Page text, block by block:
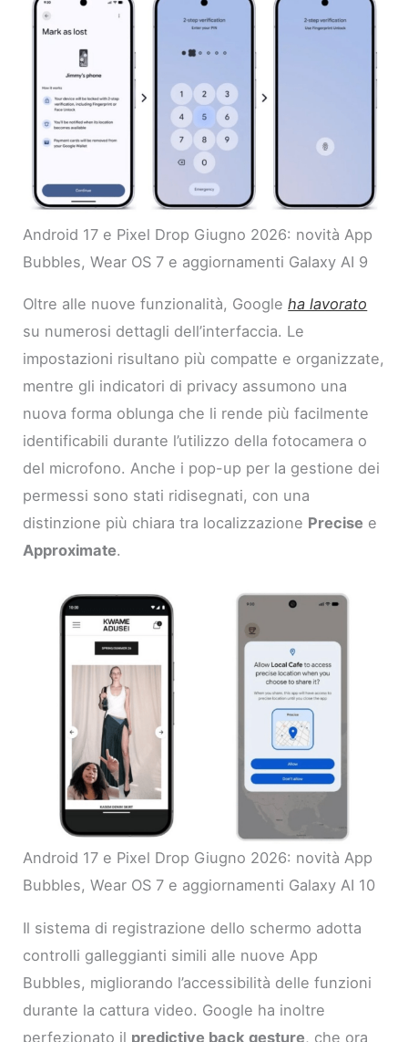
Android 17 e Pixel Drop Giugno 2026: novità App
Bubbles, Wear OS 7 e aggiornamenti Galaxy AI 9
Oltre alle nuove funzionalità, Googleha lavorato
su numerosi dettagli dell’interfaccia. Le
impostazioni risultano più compatte e organizzate,
mentre gli indicatori di privacy assumono una
nuova forma oblunga che li rende più facilmente
identificabili durante l’utilizzo della fotocamera o
del microfono. Anche i pop-up per la gestione dei
permessi sono stati ridisegnati, con una
distinzione più chiara tra localizzazione Precise e
Approximate.
Android 17 e Pixel Drop Giugno 2026: novità App
Bubbles, Wear OS 7 e aggiornamenti Galaxy AI 10
Il sistema di registrazione dello schermo adotta
controlli galleggianti simili alle nuove App
Bubbles, migliorando l’accessibilità delle funzioni
durante la cattura video. Google ha inoltre
perfezionato il predictive back gesture, che ora